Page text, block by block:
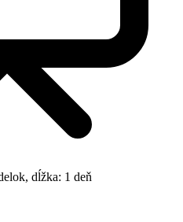
dĺžka: 1 deň